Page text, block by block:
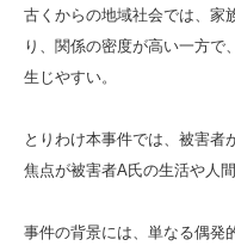
古くからの地域社会では、家
り、関係の密度が高い一方で
生じやすい。
とりわけ本事件では、被害者
焦点が被害者A氏の生活や人
事件の背景には、単なる偶発